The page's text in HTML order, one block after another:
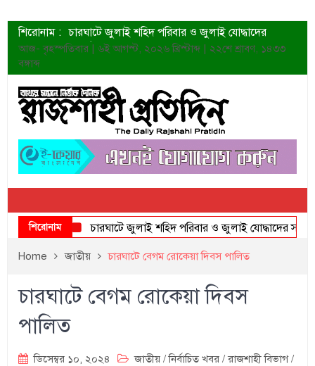
শিরোনাম : চারঘাটে জুলাই শহিদ পরিবার ও জুলাই যোদ্ধাদের
সংবর্ধনা
ত্বক ভালো রাখতে যে ৫ কাজ করবেন
জুলাই স্মৃতি জাদুঘরের দুয়ার খুলেছে উদ্বোধন করলেন
প্রধানমন্ত্রী
শাহরুখের নতুন সিনেমার লুক
কোয়ার্টার ফাইনালে নেইমারের দুর্দান্ত অ্যাসিস্টে সান্তোস
ডেনিস লিয়ামিন রাশিয়ার ড্রোন বাহিনীর প্রধান হলেন
জুলাই শহিদদের আত্মত্যাগ জাতি চিরকাল শ্রদ্ধার সাথে
স্মরণ করবে: ভূমিমন্ত্রী
আজ- বৃহস্পতিবার | ৬ই আগস্ট, ২০২৬ খ্রিস্টাব্দ | ২২শে শ্রাবণ, ১৪৩৩
বঙ্গাব্দ
শিরোনাম চারঘাটে জুলাই শহিদ পরিবার ও জুলাই যোদ্ধাদের সংবর্ধনা
Home জাতীয় চারঘাটে বেগম রোকেয়া দিবস পালিত
চারঘাটে বেগম রোকেয়া দিবস
পালিত
ডিসেম্বর ১০, ২০২৪ জাতীয় /নির্বাচিত খবর /রাজশাহী বিভাগ/